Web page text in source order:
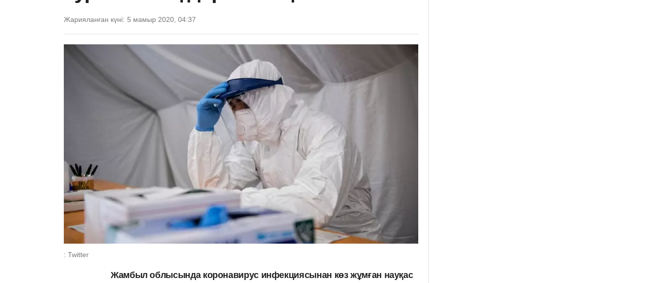
Жарияланған күні: 5 мамыр 2020, 04:37
: Twitter
Жамбыл облысында коронавирус инфекциясынан көз жұмған науқас